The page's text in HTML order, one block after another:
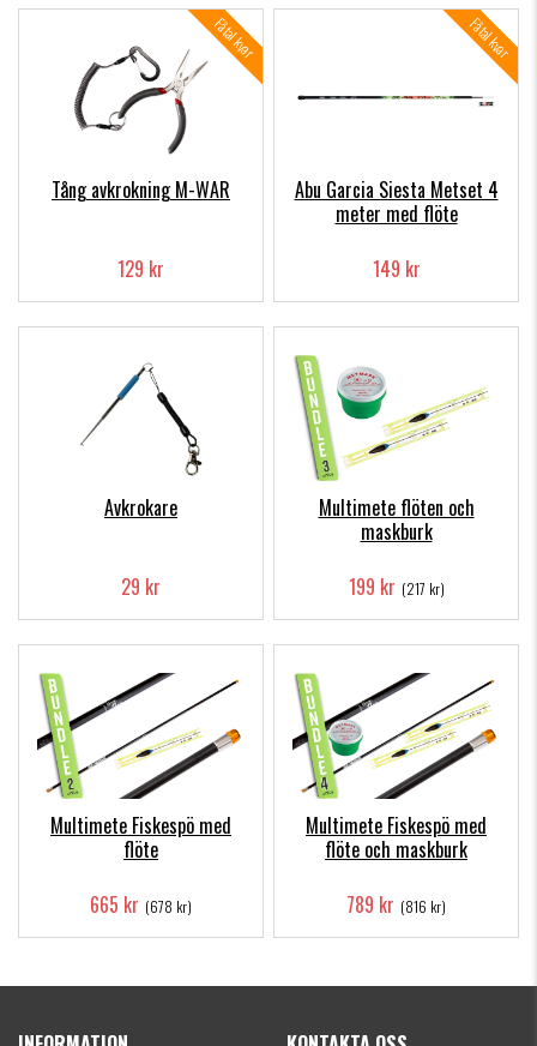
Tång avkrokning M-WAR
Fåtal kvar
129 kr
Abu Garcia Siesta Metset 4
meter med flöte
Fåtal kvar
149 kr
Avkrokare
29 kr
Multimete flöten och
maskburk
199 kr (217 kr)
Multimete Fiskespö med
flöte
665 kr (678 kr)
Multimete Fiskespö med
flöte och maskburk
789 kr (816 kr)